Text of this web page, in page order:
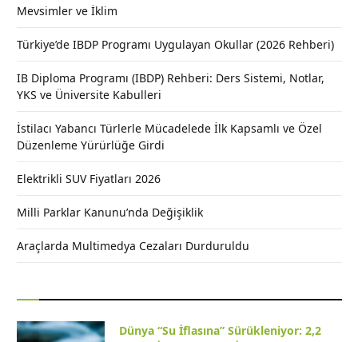
Mevsimler ve İklim
Türkiye’de IBDP Programı Uygulayan Okullar (2026 Rehberi)
IB Diploma Programı (IBDP) Rehberi: Ders Sistemi, Notlar,
YKS ve Üniversite Kabulleri
İstilacı Yabancı Türlerle Mücadelede İlk Kapsamlı ve Özel
Düzenleme Yürürlüğe Girdi
Elektrikli SUV Fiyatları 2026
Milli Parklar Kanunu’nda Değişiklik
Araçlarda Multimedya Cezaları Durduruldu
Dünya “Su İflasına” Sürükleniyor: 2,2